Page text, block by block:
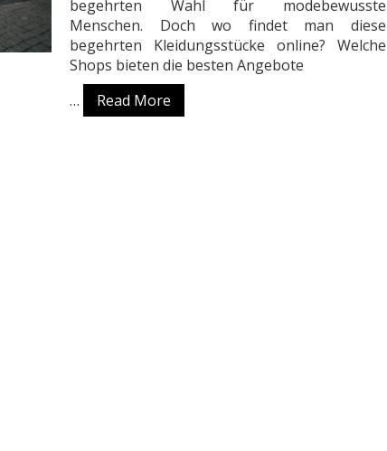
begehrten Wahl für modebewusste
Menschen. Doch wo findet man diese
begehrten Kleidungsstücke online? Welche
Shops bieten die besten Angebote
…
Read More